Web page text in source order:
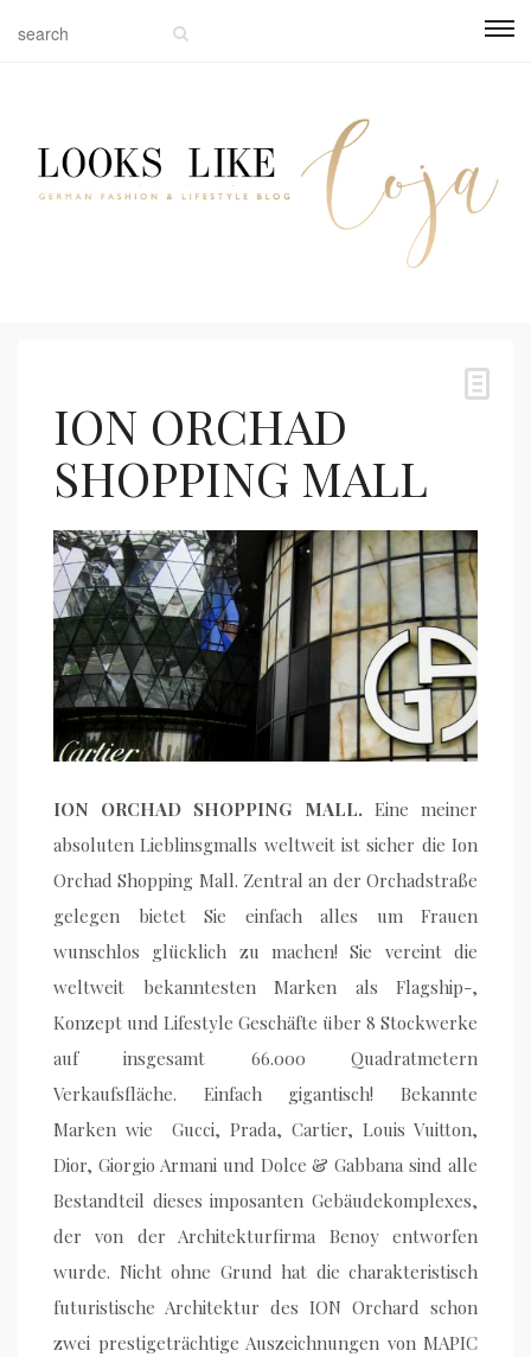
ION ORCHAD
SHOPPING MALL
ION ORCHAD SHOPPING MALL.Eine meiner
absoluten Lieblinsgmalls weltweit ist sicher die Ion
Orchad Shopping Mall. Zentral an der Orchadstraße
gelegen bietet Sie einfach alles um Frauen
wunschlos glücklich zu machen! Sie vereint die
weltweit bekanntesten Marken als Flagship-,
Konzept und Lifestyle Geschäfte über 8 Stockwerke
auf insgesamt 66.000 Quadratmetern
Verkaufsfläche. Einfach gigantisch! Bekannte
Marken wie Gucci, Prada, Cartier, Louis Vuitton,
Dior, Giorgio Armani und Dolce & Gabbana sind alle
Bestandteil dieses imposanten Gebäudekomplexes,
der von der Architekturfirma Benoy entworfen
wurde. Nicht ohne Grund hat die charakteristisch
futuristische Architektur des ION Orchard schon
zwei prestigeträchtige Auszeichnungen von MAPIC